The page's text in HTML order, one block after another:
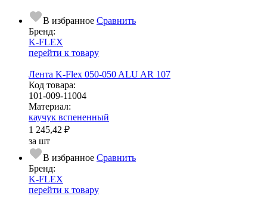
В избранное Сравнить
Бренд:
K-FLEX
перейти к товару
Лента K-Flex 050-050 ALU AR 107
Код товара:
101-009-11004
Ма­­те­­ри­­ал:
каучук вспененный
1 245,42 ₽
за шт
В избранное Сравнить
Бренд:
K-FLEX
перейти к товару